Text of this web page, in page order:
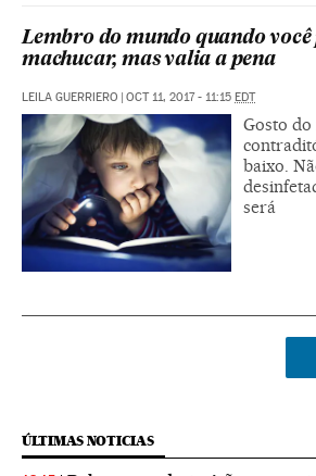
Lembro do mundo quando você
machucar, mas valia a pena
LEILA GUERRIERO OCT 11, 2017 - 11:15 EDT
Gosto
baixo.
será
ÚLTIMAS NOTICIAS